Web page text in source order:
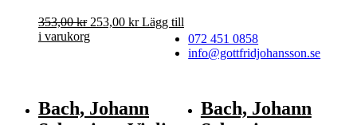
353,00kr Det
ursprungliga
253,00 krDet
nuvarande
Lägg till
i varukorg
Bach, Johann
Bach, Johann
072 451 0858
info@gottfridjohansson.se